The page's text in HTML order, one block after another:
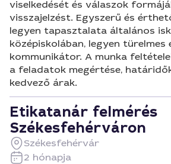
viselkedését és válaszok
visszajelzést. Egyszerű és
legyen tapasztalata általános
középiskolában, legyen türelmes
kommunikátor. A munka
a feladatok megértése,
kedvező árak.
Etikatanár felmérés
Székesfehérváron
Székesfehérvár
2 hónapja